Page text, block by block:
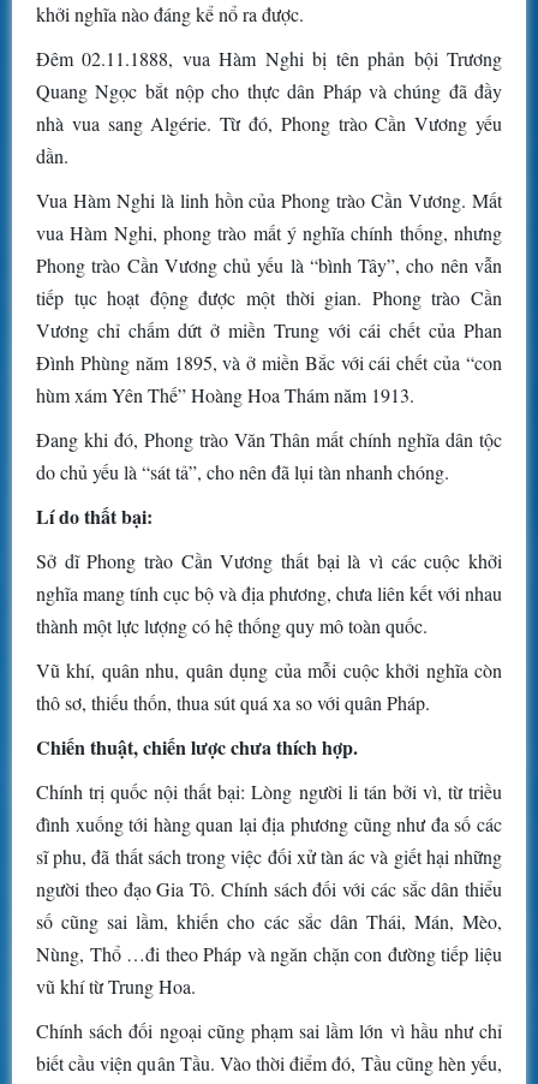
khởi nghĩa nào đáng kể nổ ra được.
Đêm 02.11.1888, vua Hàm Nghi bị tên phản bội Trương
Quang Ngọc bắt nộp cho thực dân Pháp và chúng đã đầy
nhà vua sang Algérie. Từ đó, Phong trào Cần Vương yếu
dần.
Vua Hàm Nghi là linh hồn của Phong trào Cần Vương. Mất
vua Hàm Nghi, phong trào mất ý nghĩa chính thống, nhưng
Phong trào Cần Vương chủ yếu là “bình Tây”, cho nên vẫn
tiếp tục hoạt động được một thời gian. Phong trào Cần
Vương chỉ chấm dứt ở miền Trung với cái chết của Phan
Đình Phùng năm 1895, và ở miền Bắc với cái chết của “con
hùm xám Yên Thế” Hoàng Hoa Thám năm 1913.
Đang khi đó, Phong trào Văn Thân mất chính nghĩa dân tộc
do chủ yếu là “sát tả”, cho nên đã lụi tàn nhanh chóng.
Lí do thất bại:
Sở dĩ Phong trào Cần Vương thất bại là vì các cuộc khởi
nghĩa mang tính cục bộ và địa phương, chưa liên kết với nhau
thành một lực lượng có hệ thống quy mô toàn quốc.
Vũ khí, quân nhu, quân dụng của mỗi cuộc khởi nghĩa còn
thô sơ, thiếu thốn, thua sút quá xa so với quân Pháp.
Chiến thuật, chiến lược chưa thích hợp.
Chính trị quốc nội thất bại: Lòng người li tán bởi vì, từ triều
đình xuống tới hàng quan lại địa phương cũng như đa số các
sĩ phu, đã thất sách trong việc đối xử tàn ác và giết hại những
người theo đạo Gia Tô. Chính sách đối với các sắc dân thiểu
số cũng sai lầm, khiến cho các sắc dân Thái, Mán, Mèo,
Nùng, Thổ …đi theo Pháp và ngăn chặn con đường tiếp liệu
vũ khí từ Trung Hoa.
Chính sách đối ngoại cũng phạm sai lầm lớn vì hầu như chỉ
biết cầu viện quân Tầu. Vào thời điểm đó, Tầu cũng hèn yếu,